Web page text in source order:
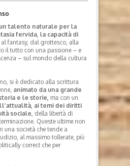
talento naturale per la
fervida, la capacità di
fantasy, dal grottesco, alla
il tutto con una passione – e
– sul mondo della cultura
si è dedicato alla scrittura
animato da una grande
e le storie, ma con un
ai temi dei diritti
sociale, della libertà di
Queste ultime non
una società che tende a
al massimo tollerate, più
correct che per